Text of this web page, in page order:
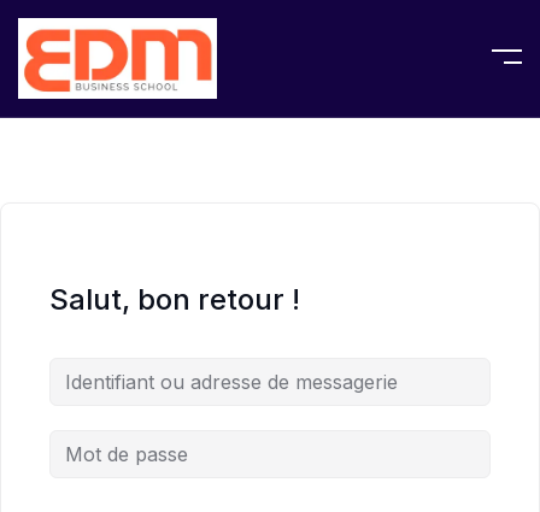
Salut, bon retour !